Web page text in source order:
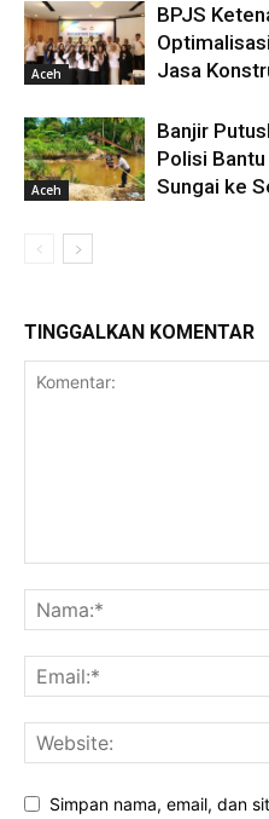
Aceh
BPJS
Jasa
Aceh
Banjir
Polisi
Sungai ke
TINGGALKAN KOMENTAR
Simpan nama, email, dan